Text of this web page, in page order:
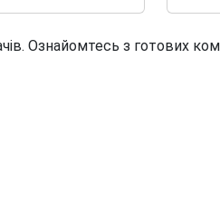
Ознайомтесь з готових